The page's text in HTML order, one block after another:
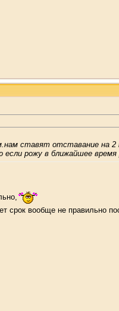
ставят отставание на 2
если рожу в ближайшее
срок вообще не правильно